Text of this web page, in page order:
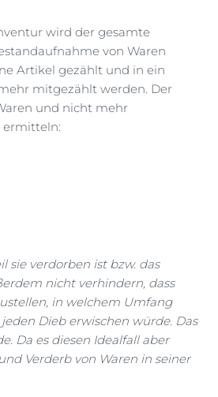
wird der gesamte
von Waren
Artikel gezählt und in ein
mitgezählt werden. Der
und nicht mehr
ermitteln:
sie verdorben ist bzw. das
nicht verhindern, dass
in welchem Umfang
Dieb erwischen würde. Das
Da es diesen Idealfall aber
Verderb von Waren in seiner